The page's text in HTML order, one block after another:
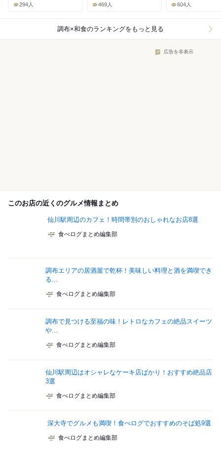
294人 469人 604人
調布×和食のランキングをもっと見る
広告を非表示
このお店の近くのグルメ情報まとめ
仙川駅周辺のカフェ！時間帯別のおしゃれなお店8選
食べログまとめ編集部
調布エリアの居酒屋で乾杯！美味しい料理と酒を満喫でき
る...
食べログまとめ編集部
調布で見つける至福の味！レトロなカフェの絶品スイーツ
や...
食べログまとめ編集部
仙川駅周辺はオシャレなケーキ店ばかり！おすすめ絶品店
3選
食べログまとめ編集部
深大寺でグルメも満喫！食べログでおすすめのそば処9選
食べログまとめ編集部